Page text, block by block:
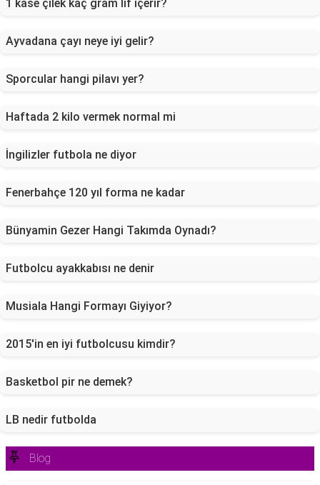
1 kase çilek kaç gram lif içerir?
Ayvadana çayı neye iyi gelir?
Sporcular hangi pilavı yer?
Haftada 2 kilo vermek normal mi
İngilizler futbola ne diyor
Fenerbahçe 120 yıl forma ne kadar
Bünyamin Gezer Hangi Takımda Oynadı?
Futbolcu ayakkabısı ne denir
Musiala Hangi Formayı Giyiyor?
2015'in en iyi futbolcusu kimdir?
Basketbol pir ne demek?
LB nedir futbolda
Blog